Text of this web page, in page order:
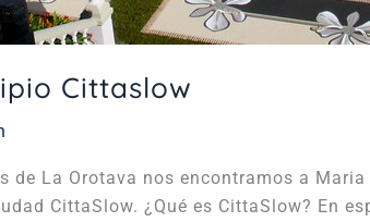
Cittaslow
de La Orotava nos encontramos a
CittaSlow. ¿Qué es CittaSlow? En